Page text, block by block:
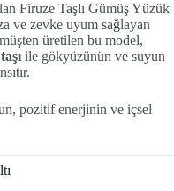
Firuze Taşlı Gümüş Yüzük
ve zevke uyum sağlayan
üretilen bu model,
ile gökyüzünün ve suyun
pozitif enerjinin ve içsel